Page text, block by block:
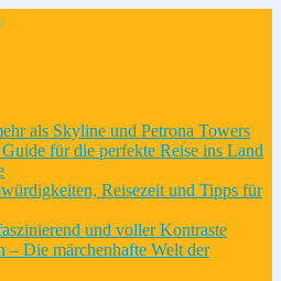
als Skyline und Petrona Towers
für die perfekte Reise ins Land
Reisezeit und Tipps für
und voller Kontraste
– Die märchenhafte Welt der